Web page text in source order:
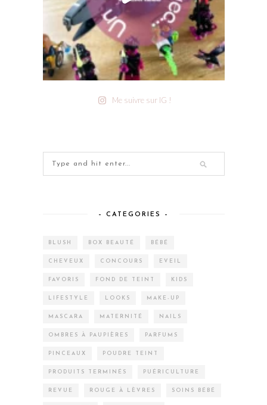
Me suivre sur IG !
– CATEGORIES –
BLUSH BOX BEAUTÉ BÉBÉ
CHEVEUX CONCOURS EVEIL
FAVORIS FOND DE TEINT KIDS
LIFESTYLE LOOKS MAKE-UP
MASCARA MATERNITÉ NAILS
OMBRES À PAUPIÈRES PARFUMS
PINCEAUX POUDRE TEINT
PRODUITS TERMINÉS PUÉRICULTURE
REVUE ROUGE À LÈVRES SOINS BÉBÉ